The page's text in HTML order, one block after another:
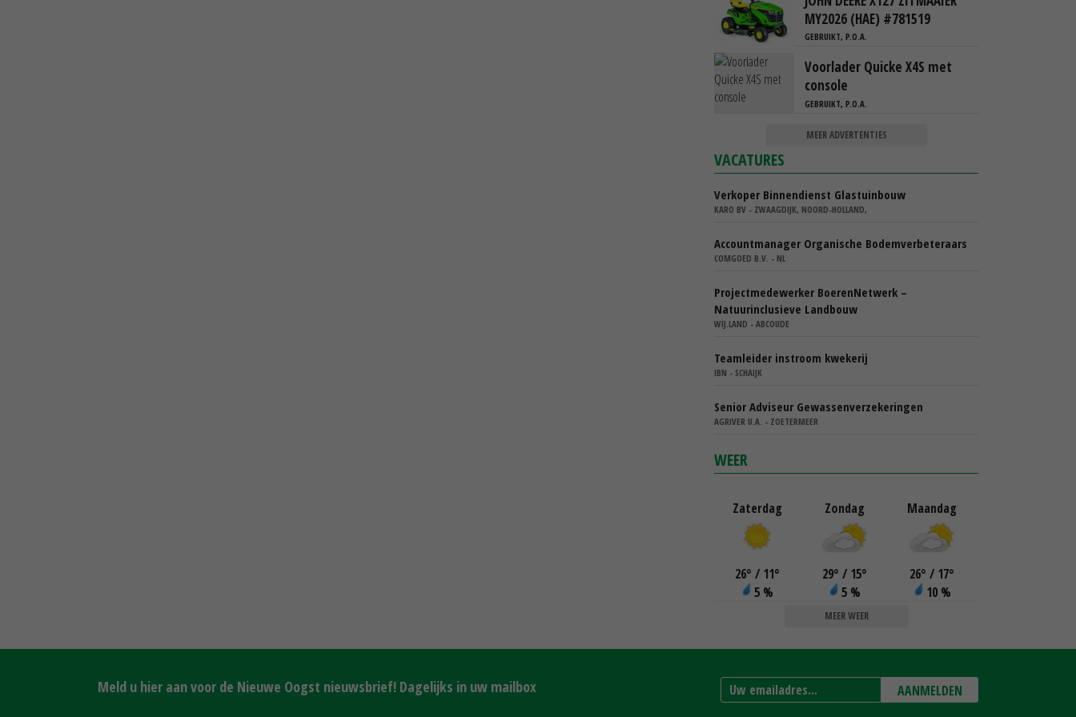
MY2026 (HAE) #781519
GEBRUIKT, P.O.A.
Voorlader Quicke X4S met
console
GEBRUIKT, P.O.A.
MEER ADVERTENTIES
VACATURES
Verkoper Binnendienst Glastuinbouw
KARO BV - ZWAAGDIJK, NOORD-HOLLAND,
Accountmanager Organische Bodemverbeteraars
COMGOED B.V. - NL
Projectmedewerker BoerenNetwerk –
Natuurinclusieve Landbouw
WIJ.LAND - ABCOUDE
Teamleider instroom kwekerij
IBN - SCHAIJK
Senior Adviseur Gewassenverzekeringen
AGRIVER U.A. - ZOETERMEER
WEER
Zaterdag
26° / 11°
5 %
Zondag
29° / 15°
5 %
Maandag
26° / 17°
10 %
MEER WEER
Meld u hier aan voor de Nieuwe Oogst nieuwsbrief! Dagelijks in uw mailbox AANMELDEN